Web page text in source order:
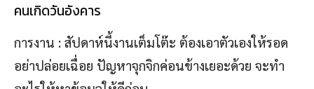
คนเกิดวันอังคาร
การงาน : สัปดาห์นี้งานเต็มโต๊ะ ต้องเอาตัวเองให้รอด
อย่าปล่อยเฉื่อย ปัญหาจุกจิกค่อนข้างเยอะด้วย จะทำ